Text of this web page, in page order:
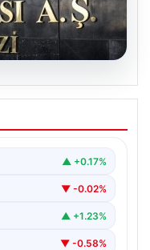
Faiz Kararı Ne
(TCMB) Para▲ +0.17%
▼ -0.02%
▲ +1.23%
▼ -0.58%